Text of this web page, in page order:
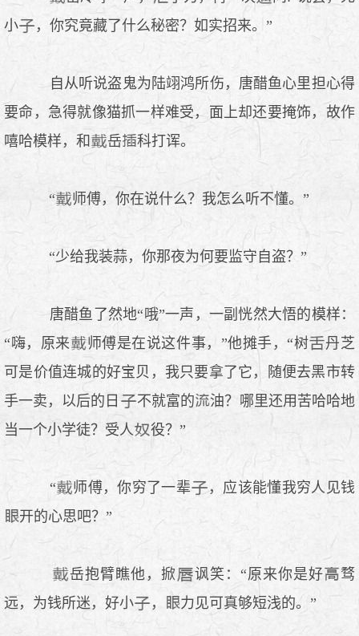
小
，你究竟藏了什么秘密？如实招来。”
自从听说盗鬼为陆翊鸿所伤，唐醋鱼心里担心得
要命，急得就像猫抓一样难受，面上却还要掩饰，故作
嘻哈模样，和
岳 科打诨。
“ 师傅，你在说什么？我怎么听不懂。”
“少给我装蒜，你那夜为何要监守自盗？”
唐醋鱼了然地“哦”一声，一副恍然大悟的模样：
“嗨，原来
师傅是在说这件事，”他摊手，“树
丹芝
可是价值连城的好宝贝，我只要拿了它，随便去黑市转
手一卖，以后的日
不就富的
油？哪里还用苦哈哈地
当一个小学徒？受人
役？”
“ 师傅，你穷了一辈
，应该能懂我穷人见钱
开的心思吧？”
岳抱臂瞧他，掀 讽笑：“原来你是好
骛
远，为钱所迷，好小
， 力见可真够短浅的。”